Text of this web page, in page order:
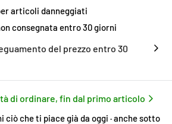
articoli danneggiati
consegnata entro 30 giorni
del prezzo entro 30
di ordinare, fin dal primo articolo
ciò che ti piace già da oggi · anche sotto